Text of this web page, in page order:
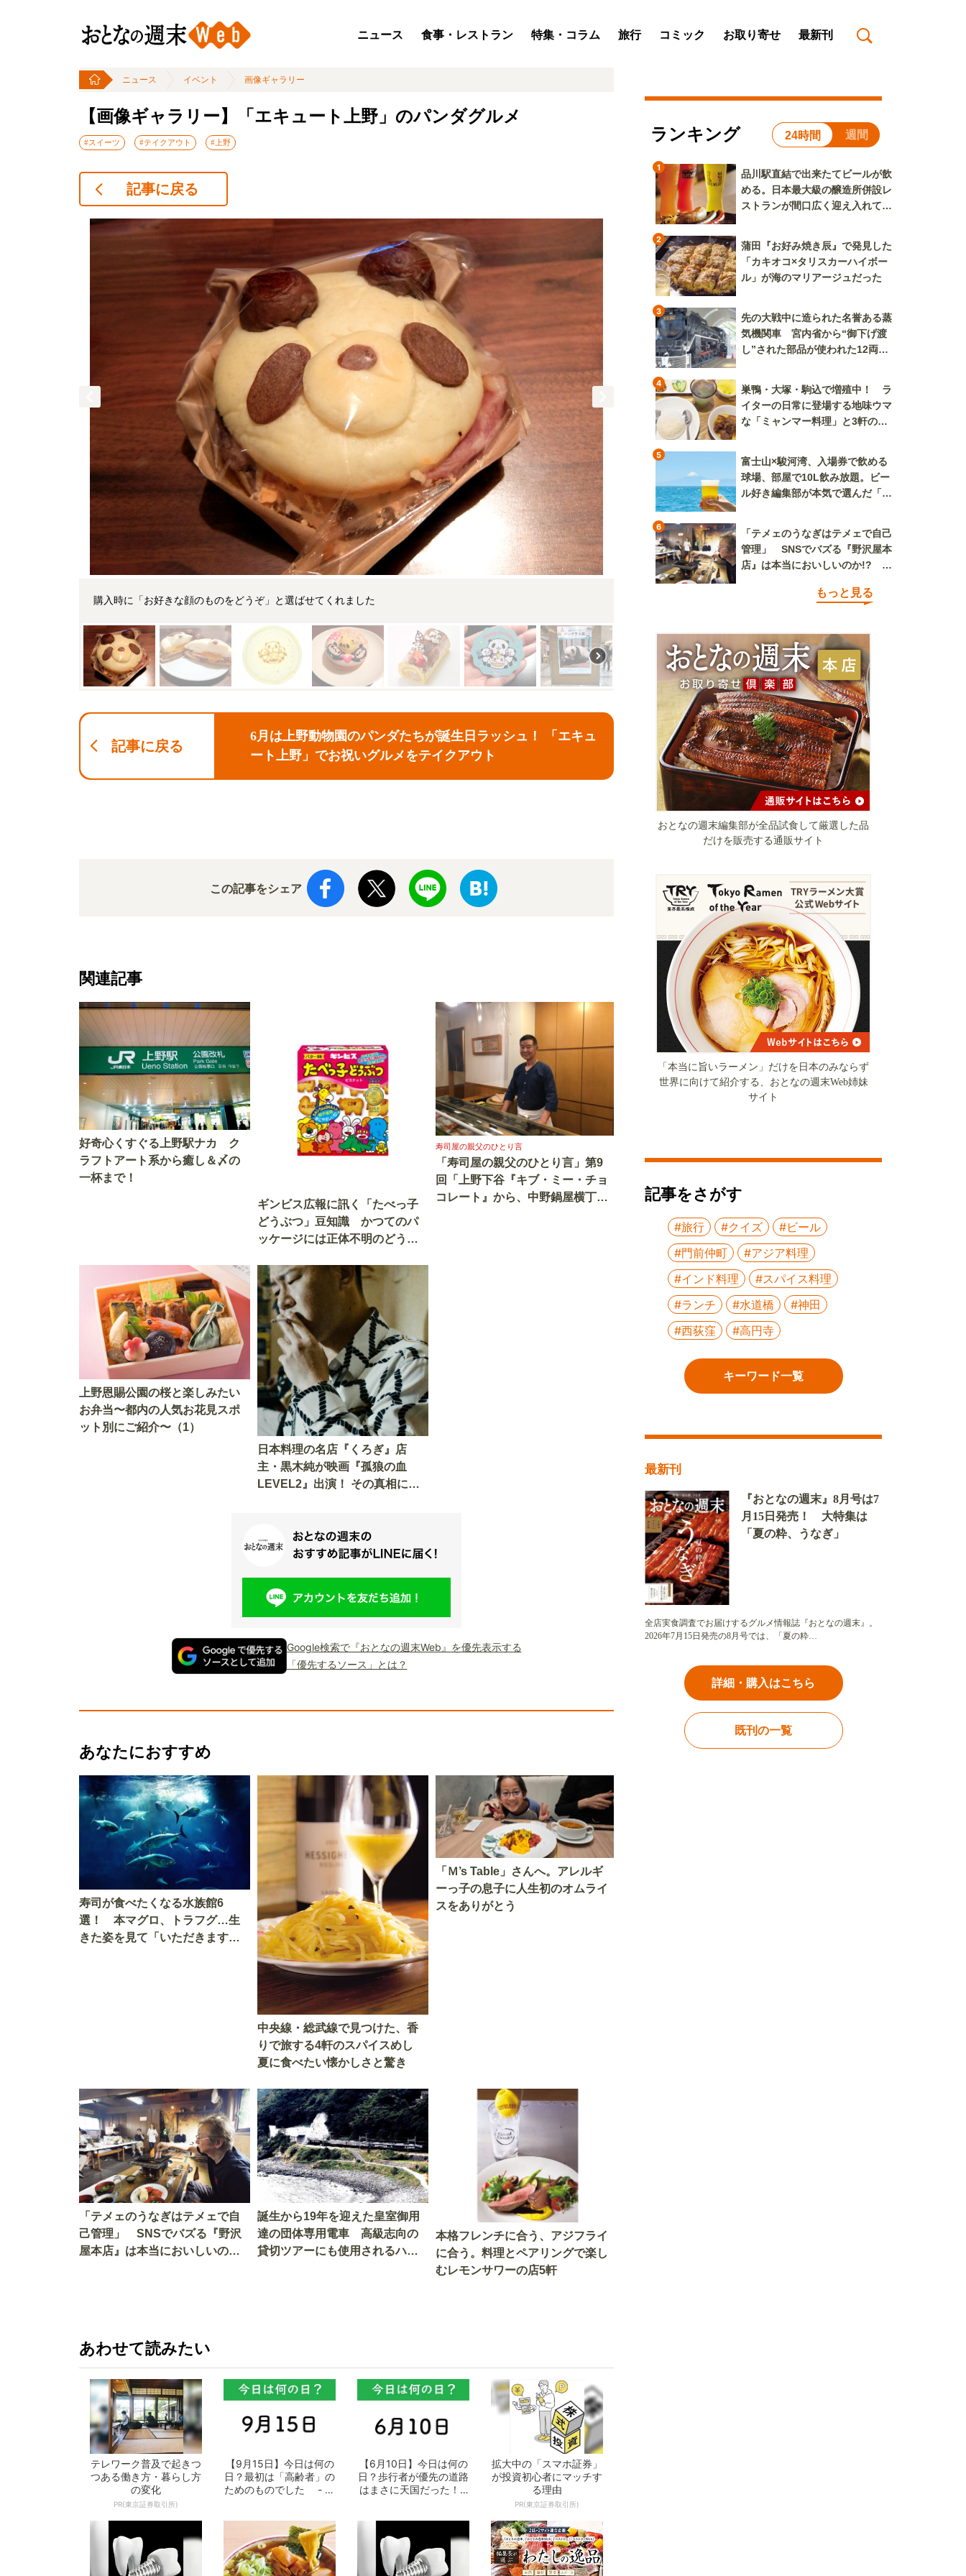
ニュース 食事・レストラン 特集・コラム 旅行 コミック お取り寄せ 最新刊
ニュース イベント 画像ギャラリー
【画像ギャラリー】「エキュート上野」のパンダグルメ
#スイーツ #テイクアウト #上野
記事に戻る
購入時に「お好きな顔のものをどうぞ」と選ばせてくれました
記事に戻る
6月は上野動物園のパンダたちが誕生日ラッシュ！ 「エキュ
ート上野」でお祝いグルメをテイクアウト
この記事をシェア
関連記事
好奇心くすぐる上野駅ナカ ク
ラフトアート系から癒し＆〆の
一杯まで！
ギンビス広報に訊く「たべっ子
どうぶつ」豆知識 かつてのパ
ッケージには正体不明のどうぶ
寿司屋の親父のひとり言
「寿司屋の親父のひとり言」第9
回「上野下谷『キブ・ミー・チョ
コレート』から、中野鍋屋横丁の
上野恩賜公園の桜と楽しみたい
お弁当〜都内の人気お花見スポ
ット別にご紹介〜（1）
日本料理の名店『くろぎ』店
主・黒木純が映画『孤狼の血
LEVEL2』出演！ その真相に迫
Google検索で『おとなの週末Web』を優先表示する
「優先するソース」とは？
あなたにおすすめ
寿司が食べたくなる水族館6
選！ 本マグロ、トラフグ…生
きた姿を見て「いただきます」
中央線・総武線で見つけた、香
りで旅する4軒のスパイスめし
夏に食べたい懐かしさと驚き
「Ｍ’s Table」さんへ。アレルギ
ーっ子の息子に人生初のオムライ
スをありがとう
「テメェのうなぎはテメェで自
己管理」 SNSでバズる『野沢
屋本店』は本当においしいの
誕生から19年を迎えた皇室御用
達の団体専用電車 高級志向の
貸切ツアーにも使用されるハイ
本格フレンチに合う、アジフライ
に合う。料理とペアリングで楽し
むレモンサワーの店5軒
あわせて読みたい
テレワーク普及で起きつ
つある働き方・暮らし方
の変化
PR(東京証券取引所)
【9月15日】今日は何の
日？最初は「高齢者」の
ためのものでした - お
【6月10日】今日は何の
日？歩行者が優先の道路
はまさに天国だった！ -
拡大中の「スマホ証券」
が投資初心者にマッチす
る理由
PR(東京証券取引所)
ランキング 24時間 週間
1
品川駅直結で出来たてビールが飲
める。日本最大級の醸造所併設レ
ストランが間口広く迎え入れてく
2
蒲田『お好み焼き辰』で発見した
「カキオコ×タリスカーハイボー
ル」が海のマリアージュだった
3
先の大戦中に造られた名誉ある蒸
気機関車 宮内省から“御下げ渡
し”された部品が使われた12両の
4
巣鴨・大塚・駒込で増殖中！ ラ
イターの日常に登場する地味ウマ
な「ミャンマー料理」と3軒のニ
5
富士山×駿河湾、入場券で飲める
球場、部屋で10L飲み放題。ビー
ル好き編集部が本気で選んだ「ビ
6
「テメェのうなぎはテメェで自己
管理」 SNSでバズる『野沢屋本
店』は本当においしいのか!? い
もっと見る
おとなの週末編集部が全品試食して厳選した品
だけを販売する通販サイト
「本当に旨いラーメン」だけを日本のみならず
世界に向けて紹介する、おとなの週末Web姉妹
サイト
記事をさがす
#旅行 #クイズ
#ビール
#門前仲町
#アジア料理
#インド料理
#スパイス料理
#ランチ
#水道橋
#神田
#西荻窪
#高円寺
キーワード一覧
最新刊
『おとなの週末』8月号は7
月15日発売！ 大特集は
「夏の粋、うなぎ」
全店実食調査でお届けするグルメ情報誌『おとなの週末』。
2026年7月15日発売の8月号では、「夏の粋…
詳細・購入はこちら
既刊の一覧